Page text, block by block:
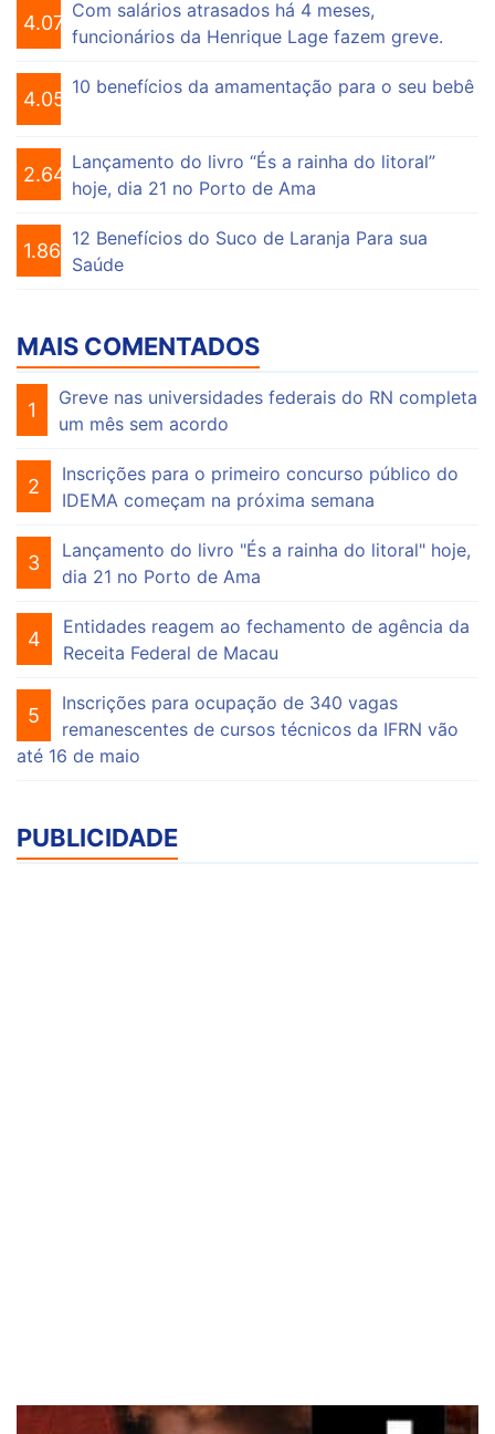
4.075
Com salários atrasados há 4 meses,
funcionários da Henrique Lage fazem greve.
4.055
10 benefícios da amamentação para o seu bebê
2.649
Lançamento do livro “És a rainha do litoral”
hoje, dia 21 no Porto de Ama
1.863
12 Benefícios do Suco de Laranja Para sua
Saúde
MAIS COMENTADOS
1
Greve nas universidades federais do RN completa
um mês sem acordo
2
Inscrições para o primeiro concurso público do
IDEMA começam na próxima semana
3
Lançamento do livro "És a rainha do litoral" hoje,
dia 21 no Porto de Ama
4
Entidades reagem ao fechamento de agência da
Receita Federal de Macau
5
Inscrições para ocupação de 340 vagas
remanescentes de cursos técnicos da IFRN vão
até 16 de maio
PUBLICIDADE